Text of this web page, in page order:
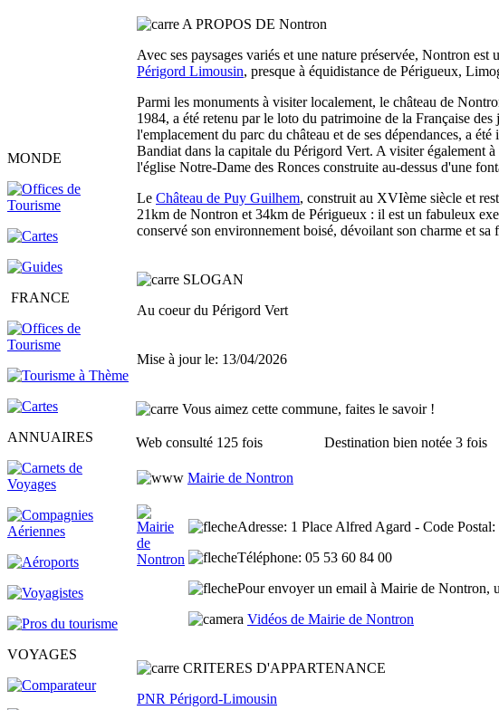
MONDE
FRANCE
ANNUAIRES
VOYAGES
A PROPOS DE Nontron
Avec ses paysages variés et une nature préservée, Nontron
Périgord Limousin, presque à équidistance de Périgueux,
Parmi les monuments à visiter localement, le château de
1984, a été retenu par le loto du patrimoine de la Française
l'emplacement du parc du château et de ses dépendances, a
Bandiat dans la capitale du Périgord Vert. A visiter également
l'église Notre-Dame des Ronces construite au-dessus d'une
Le Château de Puy Guilhem, construit au XVIème siècle et
21km de Nontron et 34km de Périgueux : il est un fabuleux
conservé son environnement boisé, dévoilant son charme et
SLOGAN
Au coeur du Périgord Vert
Mise à jour le: 13/04/2026
Vous aimez cette commune, faites le savoir !
Web consulté 125 fois Destination bien notée 3 fois
Mairie de Nontron
Adresse: 1 Place Alfred Agard - Code
Téléphone: 05 53 60 84 00
Pour envoyer un email à Mairie de Nontron,
Vidéos de Mairie de Nontron
CRITERES D'APPARTENANCE
PNR Périgord-Limousin